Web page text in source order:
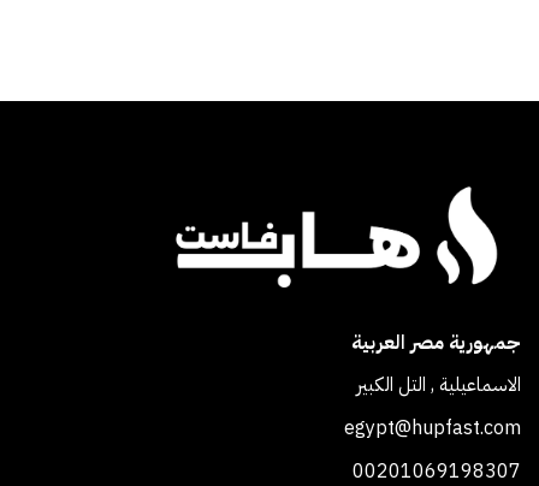
جمهورية مصر العربية
الاسماعيلية , التل الكبير
egypt@hupfast.com
00201069198307